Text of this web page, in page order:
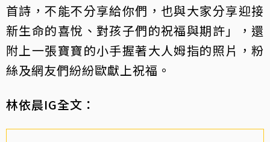
首詩，不能不分享給你們，也與大家分享迎接
新生命的喜悅、對孩子們的祝福與期許」，還
附上一張寶寶的小手握著大人姆指的照片，粉
絲及網友們紛紛歐獻上祝福。
林依晨IG全文：